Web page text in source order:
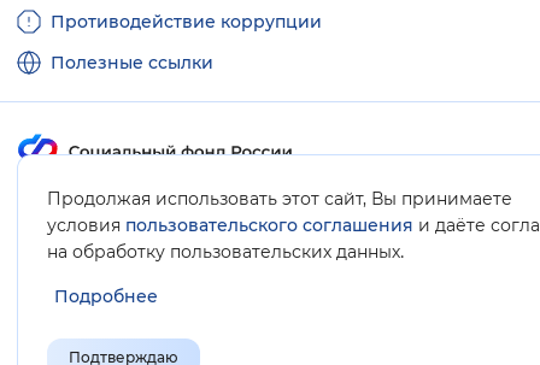
Продолжая использовать этот сайт, Вы принимаете
условия пользовательского соглашения и даёте
на обработку пользовательских данных.
Подробнее
Подтверждаю
Противодействие коррупции
Полезные ссылки
Карта сайта